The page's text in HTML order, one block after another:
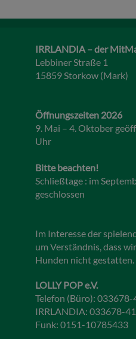
IRRLANDIA – der
Lebbiner Straße 1
15859 Storkow (Mark)
Öffnungszeiten 2026
9. Mai – 4. Oktober
Uhr
Bitte beachten!
Schließtage : im
geschlossen
Im Interesse der
um Verständnis, dass
Hunden nicht gestatten.
LOLLY POP e.V.
Telefon (Büro):
IRRLANDIA: 033678-
Funk: 0151-10785433